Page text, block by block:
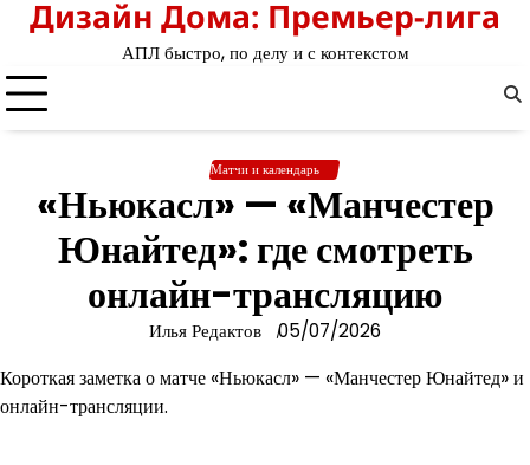
Перейти
содержимому
Дизайн Дома: Премьер-лига
АПЛ быстро, по делу и с контекстом
Матчи и календарь
«Ньюкасл» — «Манчестер
Юнайтед»: где смотреть
онлайн-трансляцию
Илья Редактов 05/07/2026
Короткая заметка о матче «Ньюкасл» — «Манчестер Юнайтед» и
онлайн-трансляции.